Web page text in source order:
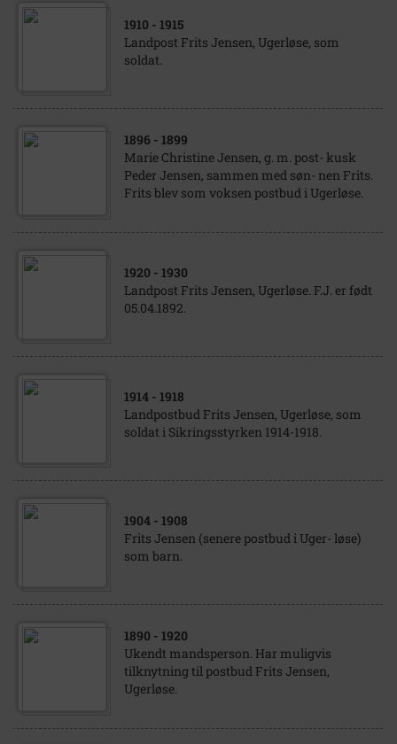
1910 - 1915
Landpost Frits Jensen, Ugerløse, som
soldat.
1896 - 1899
Marie Christine Jensen, g. m. post- kusk
Peder Jensen, sammen med søn- nen Frits.
Frits blev som voksen postbud i Ugerløse.
1920 - 1930
Landpost Frits Jensen, Ugerløse. F.J. er født
05.04.1892.
1914 - 1918
Landpostbud Frits Jensen, Ugerløse, som
soldat i Sikringsstyrken 1914-1918.
1904 - 1908
Frits Jensen (senere postbud i Uger- løse)
som barn.
1890 - 1920
Ukendt mandsperson. Har muligvis
tilknytning til postbud Frits Jensen,
Ugerløse.